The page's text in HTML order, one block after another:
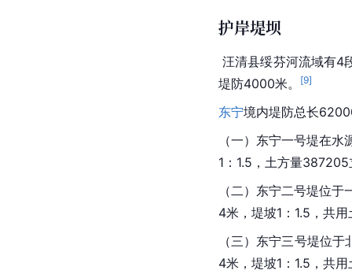
护岸堤坝
汪清县绥芬河流域有4段堤防，全长18.8公里，其中金苍至复兴农场段为4900米，太平沟至罗子沟镇区有9900米，三道河修建
堤防4000米。
[9]
东宁境内堤防总长
（一）东宁一号堤在
1：1.5，土方量
（二）东宁二号堤位
4米，堤坡1：1.5，共
（三）东宁三号堤位
4米，堤坡1：1.5，共